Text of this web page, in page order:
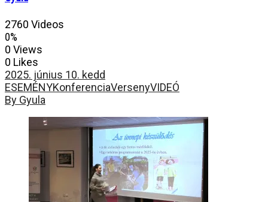
2760 Videos
0%
0 Views
0 Likes
2025. június 10. kedd
ESEMÉNYKonferenciaVersenyVIDEÓ
By Gyula